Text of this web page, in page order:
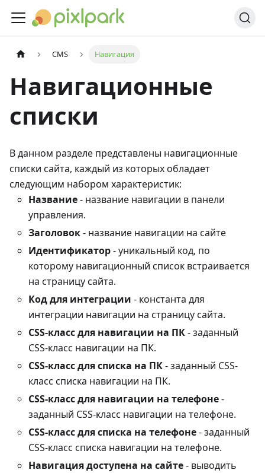
CMS Навигация
Навигационные
списки
В данном разделе представлены навигационные
списки сайта, каждый из которых обладает
следующим набором характеристик:
Название- название навигации в панели
управления.
Заголовок- название навигации на сайте
Идентификатор- уникальный код, по
которому навигационный список встраивается
на страницу сайта.
Код для интеграции - константа для
интеграции навигации на страницу сайта.
CSS-класс для навигации на ПК- заданный
CSS-класс навигации на ПК.
CSS-класс для списка на ПК- заданный CSS-
класс списка навигации на ПК.
CSS-класс для навигации на телефоне-
заданный CSS-класс навигации на телефоне.
CSS-класс для списка на телефоне- заданный
CSS-класс списка навигации на телефоне.
Навигация доступена на сайте- выводить